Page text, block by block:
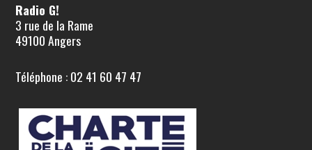
Radio G!
3 rue de la Rame
49100 Angers
Téléphone : 02 41 60 47 47